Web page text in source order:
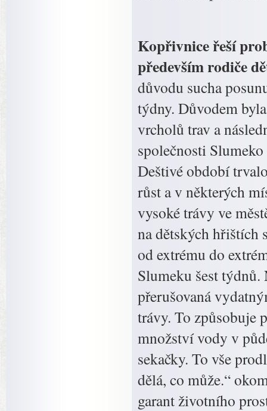
Kopřivnice řeší
především rodiče
důvodu sucha
týdny. Důvodem
vrcholů trav a
společnosti
Deštivé období
růst a v některých
vysoké trávy ve
na dětských hřištích
od extrému do
Slumeku šest týdnů.
přerušovaná
trávy. To způsobuje
množství vody v
sekačky. To vše
dělá, co může.“
garant životního